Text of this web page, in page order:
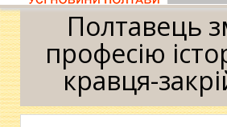
Полтавець
професію
кравця-